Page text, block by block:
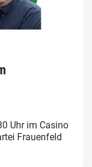
Uhr im Casino
Frauenfeld